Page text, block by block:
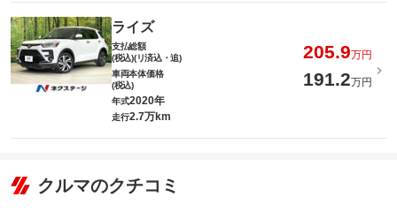
ライズ
支払総額
(税込)(リ済込・追)
205.9万円
車両本体価格
(税込)
191.2万円
年式2020年
走行2.7万km
クルマのクチコミ